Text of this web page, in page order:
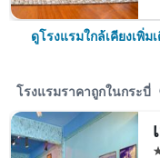
ดูโรงแรมใกล้เคียงเพิ่ม
โรงแรมราคาถูกในกระบี่